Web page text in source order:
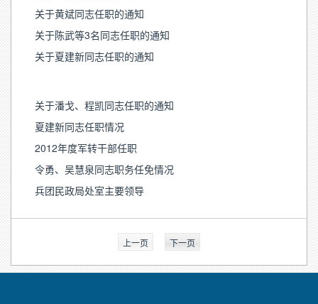
关于黄斌同志任职的通知
关于陈武等3名同志任职的通知
关于夏建新同志任职的通知
关于潘戈、程凯同志任职的通知
夏建新同志任职情况
2012年度军转干部任职
令勇、吴慧泉同志职务任免情况
兵团民政局处室主要领导
上一页 下一页